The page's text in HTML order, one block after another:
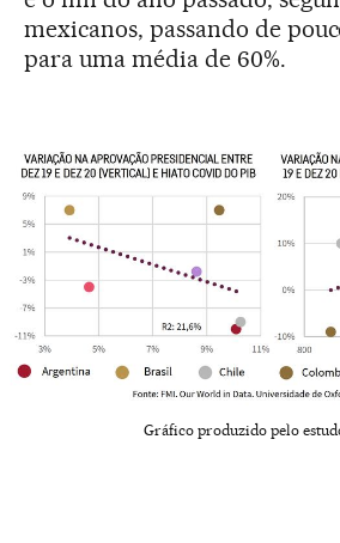
mexicanos, passando de
para uma média de 60%.
Gráfico produzido pelo